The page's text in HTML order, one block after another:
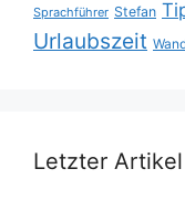
Sprachführer Stefan
Urlaubszeit
Letzter Artikel